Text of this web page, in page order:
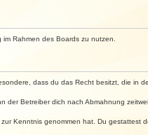
Rahmen des Boards zu nutzen.
dass du das Recht besitzt, die in
Betreiber dich nach Abmahnung
Kenntnis genommen hat. Du gestattest